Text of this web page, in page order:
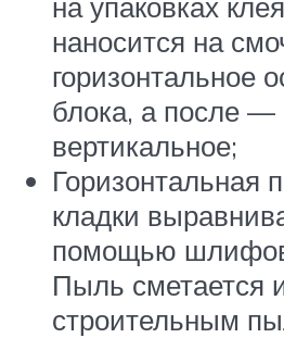
наносится на
горизонтальное
блока, а после —
вертикальное;
Горизонтальная
кладки
помощью
Пыль сметается
строительным